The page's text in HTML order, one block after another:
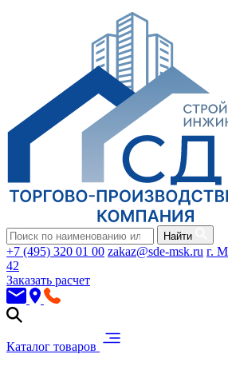
Найти
+7 (495) 320 01 00 zakaz@sde-msk.ru г.
42
Заказать расчет
Каталог товаров